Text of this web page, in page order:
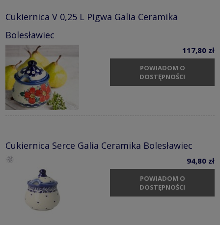
Cukiernica V 0,25 L Pigwa Galia Ceramika
Bolesławiec
117,80 zł
POWIADOM O
DOSTĘPNOŚCI
Cukiernica Serce Galia Ceramika Bolesławiec
94,80 zł
POWIADOM O
DOSTĘPNOŚCI